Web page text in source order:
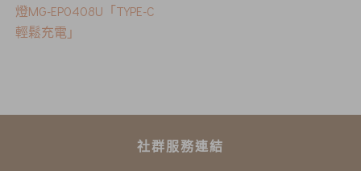
燈MG-EP0408U「TYPE-C
輕鬆充電」
社群服務連結